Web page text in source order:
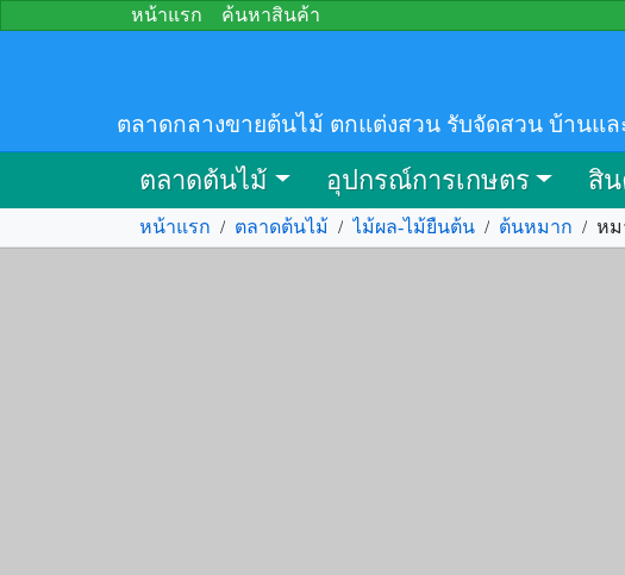
หน้าแรก ค้นหาสินค้า
ตลาดกลางขายต้นไม้ ตกแต่งสวน รับจัดสวน บ้านแ
ตลาดต้นไม้ อุปกรณ์การเกษตร สิ
หน้าแรก / ตลาดต้นไม้ / ไม้ผล-ไม้ยืนต้น / ต้นหมาก / หม